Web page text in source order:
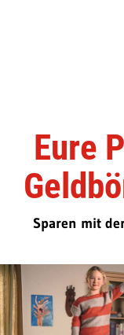
Eure
Sparen mit